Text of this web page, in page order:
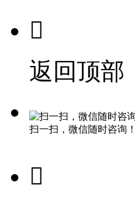

返回顶部
扫一扫，微信随时咨询！
